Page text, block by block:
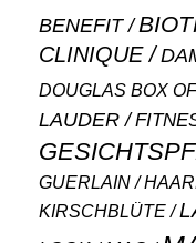
BENEFIT
CLINIQUE
DOUGLAS BOX
LAUDER
GUERLAIN
KIRSCHBLÜTE